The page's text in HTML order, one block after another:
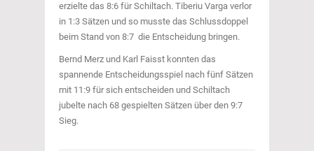
erzielte das 8:6 für Schiltach. Tiberiu Varga verlor
in 1:3 Sätzen und so musste das Schlussdoppel
beim Stand von 8:7 die Entscheidung bringen.
Bernd Merz und Karl Faisst konnten das
spannende Entscheidungsspiel nach fünf Sätzen
mit 11:9 für sich entscheiden und Schiltach
jubelte nach 68 gespielten Sätzen über den 9:7
Sieg.